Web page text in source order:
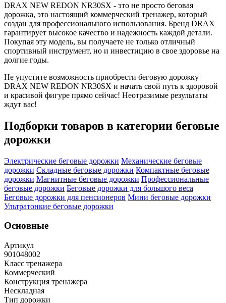
DRAX NEW REDON NR30SX - это не просто беговая
дорожка, это настоящий коммерческий тренажер, который
создан для профессионального использования. Бренд DRAX
гарантирует высокое качество и надежность каждой детали.
Покупая эту модель, вы получаете не только отличный
спортивный инструмент, но и инвестицию в свое здоровье на
долгие годы.
Не упустите возможность приобрести беговую дорожку
DRAX NEW REDON NR30SX и начать свой путь к здоровой
и красивой фигуре прямо сейчас! Неотразимые результаты
ждут вас!
Подборки товаров в категории беговые
дорожки
Электрические беговые дорожки Механические беговые
дорожки Складные беговые дорожки Компактные беговые
дорожки Магнитные беговые дорожки Профессиональные
беговые дорожки Беговые дорожки для большого веса
Беговые дорожки для пенсионеров Мини беговые дорожки
Ультратонкие беговые дорожки
Основные
Артикул
901048002
Класс тренажера
Коммерческий
Конструкция тренажера
Нескладная
Тип дорожки